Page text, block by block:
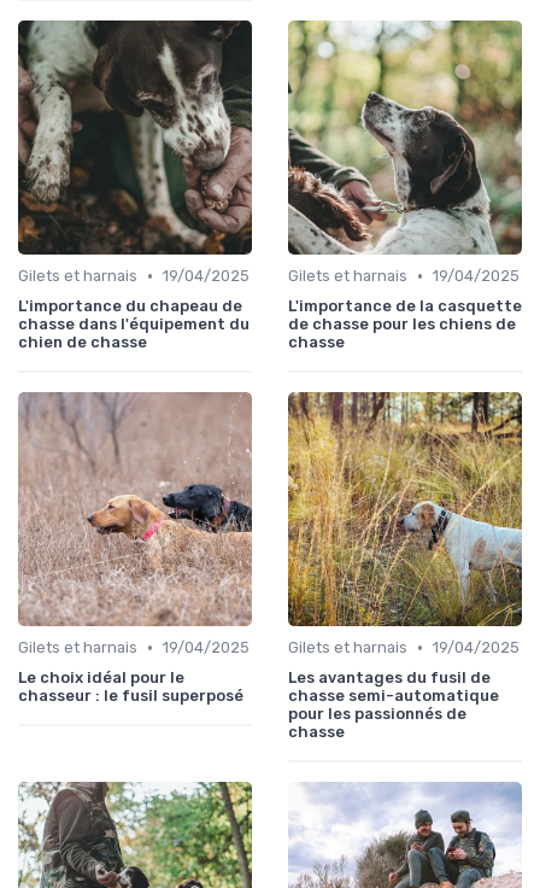
Gilets et harnais • 19/04/2025
L'importance du chapeau de
chasse dans l'équipement du
chien de chasse
Gilets et harnais • 19/04/2025
L'importance de la casquette
de chasse pour les chiens de
chasse
Gilets et harnais • 19/04/2025
Le choix idéal pour le
chasseur : le fusil superposé
Gilets et harnais • 19/04/2025
Les avantages du fusil de
chasse semi-automatique
pour les passionnés de
chasse